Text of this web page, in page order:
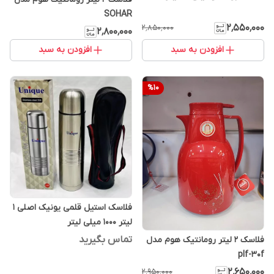
۲٬۵۵۰٬۰۰۰ ۲٬۸۵۰٬۰۰۰
افزودن به سبد
SOHAR
۲٬۸۰۰٬۰۰۰
افزودن به سبد
%10
فلاسک 2 لیتر رومانتیک هوم مدل
plf-30f
فلاسک استیل قلمی یونیک اصلی 1
لیتر 1000 میلی لیتر
تماس بگیرید